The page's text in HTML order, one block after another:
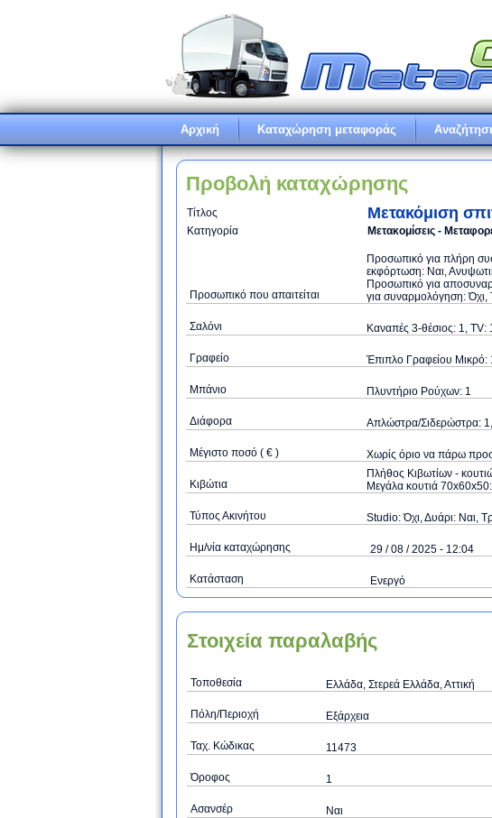
Αρχική Καταχώρηση μεταφοράς
Προβολή καταχώρησης
Τίτλος Μετακόμιση
Κατηγορία Μετακομίσεις -
Προσωπικό που απαιτείται
Προσωπικό για πλήρη
εκφόρτωση: Ναι,
Προσωπικό για
για συναρμολόγηση: Όχι,
Σαλόνι Καναπές 3-θέσιος: 1, TV:
Γραφείο Έπιπλο Γραφείου Μικρό:
Μπάνιο Πλυντήριο Ρούχων: 1
Διάφορα Απλώστρα/Σιδερώστρα:
Μέγιστο ποσό ( € ) Xωρίς όριο να πάρω
Κιβώτια
Πλήθος Κιβωτίων -
Μεγάλα κουτιά
Τύπος Ακινήτου Studio: Όχι, Δυάρι: Ναι,
Ημ/νία καταχώρησης 29 / 08 / 2025 - 12:04
Κατάσταση Ενεργό
Στοιχεία παραλαβής
Τοποθεσία Ελλάδα, Στερεά Ελλάδα, Αττική
Πόλη/Περιοχή Εξάρχεια
Ταχ. Κώδικας 11473
Όροφος 1
Ασανσέρ
Ναι